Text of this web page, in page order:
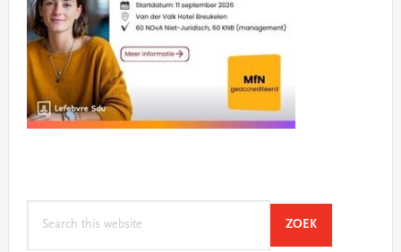
ZOEKSEARCH